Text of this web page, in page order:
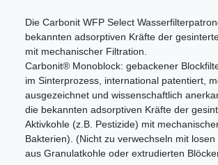
Die Carbonit WFP Select
bekannten adsorptiven Kräfte der
mit mechanischer Filtration.
Carbonit® Monoblock: gebackener
im Sinterprozess, international patentiert,
ausgezeichnet und wissenschaftlich
die bekannten adsorptiven Kräfte der
Aktivkohle (z.B. Pestizide) mit
Bakterien). (Nicht zu verwechseln mit losen
aus Granulatkohle oder extrudierten